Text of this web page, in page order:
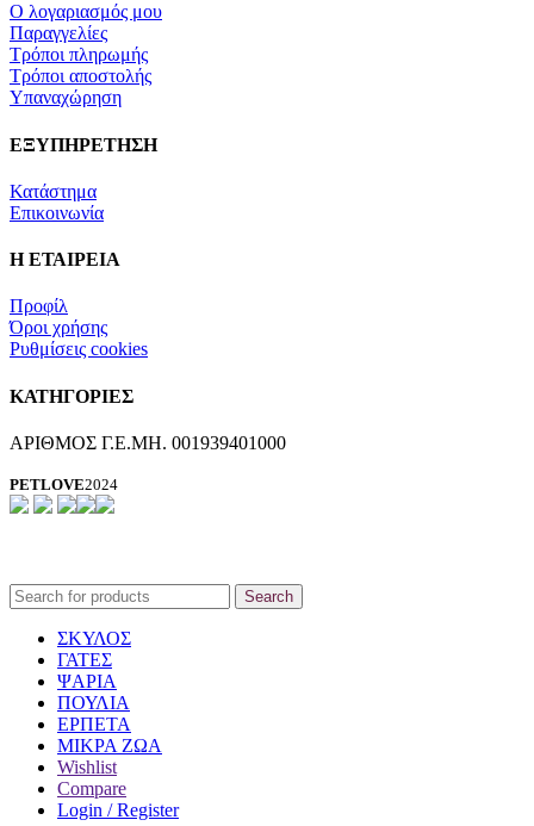
Ο λογαριασμός μου
Παραγγελίες
Τρόποι πληρωμής
Τρόποι αποστολής
Υπαναχώρηση
ΕΞΥΠΗΡΕΤΗΣΗ
Κατάστημα
Επικοινωνία
Η ΕΤΑΙΡΕΙΑ
Προφίλ
Όροι χρήσης
Ρυθμίσεις cookies
ΚΑΤΗΓΟΡΙΕΣ
ΑΡΙΘΜΟΣ Γ.Ε.ΜΗ. 001939401000
PETLOVE2024
Search
ΣΚΥΛΟΣ
ΓΑΤΕΣ
ΨΑΡΙΑ
ΠΟΥΛΙΑ
ΕΡΠΕΤΑ
ΜΙΚΡΑ ΖΩΑ
Wishlist
Compare
Login / Register